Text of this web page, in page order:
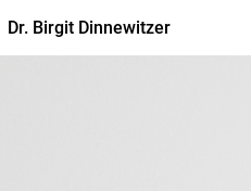
Dr. Birgit Dinnewitzer